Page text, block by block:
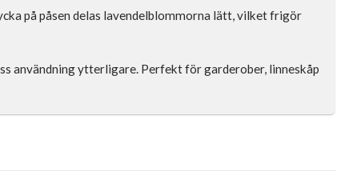
på påsen delas lavendelblommorna lätt, vilket frigör
användning ytterligare. Perfekt för garderober, linneskåp